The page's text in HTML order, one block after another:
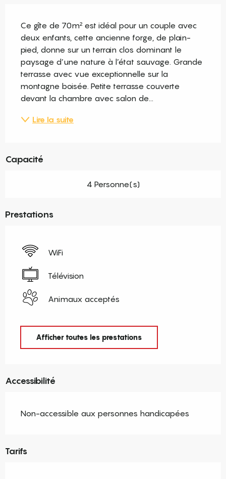
Ce gîte de 70m² est idéal pour un couple avec
deux enfants, cette ancienne forge, de plain-
pied, donne sur un terrain clos dominant le
paysage d’une nature à l’état sauvage. Grande
terrasse avec vue exceptionnelle sur la
montagne boisée. Petite terrasse couverte
devant la chambre avec salon de...
Lire la suite
Capacité
4 Personne(s)
Prestations
WiFi
Télévision
Animaux acceptés
Afficher toutes les prestations
Accessibilité
Non-accessible aux personnes handicapées
Tarifs